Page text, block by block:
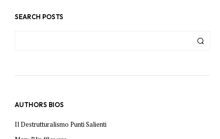
SEARCH POSTS
AUTHORS BIOS
Il Destrutturalismo Punti Salienti